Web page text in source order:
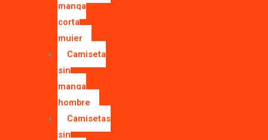
manga
corta
mujer
Camiseta
sin
manga
hombre
Camisetas
sin